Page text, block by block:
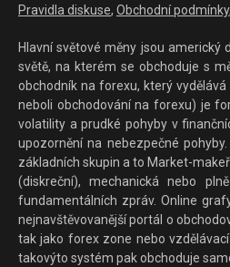
Pravidla diskuse, Obchodní podmínky,
Hlavní světové měny jsou americký
světě, na kterém se obchoduje s
obchodník na forexu, který
neboli obchodování na forexu) je
volatility a prudké pohyby v
upozornění na nebezpečné
základních skupin a to Market-
(diskreční), mechanická nebo
fundamentálních zpráv. Online
nejnavštěvovanější portál o
tak jako forex zone nebo
takovýto systém pak obchoduje